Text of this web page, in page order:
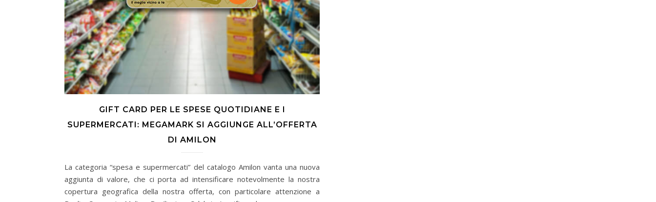
GIFT CARD PER LE SPESE QUOTIDIANE E I
SUPERMERCATI: MEGAMARK SI AGGIUNGE ALL’OFFERTA
DI AMILON
La categoria “spesa e supermercati” del catalogo Amilon vanta una nuova
aggiunta di valore, che ci porta ad intensificare notevolmente la nostra
copertura geografica della nostra offerta, con particolare attenzione a